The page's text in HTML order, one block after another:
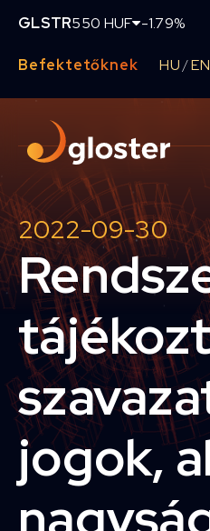
GLSTR550 HUF -1.79%
Befektetőknek HU /EN
2022-09-30
jogok,